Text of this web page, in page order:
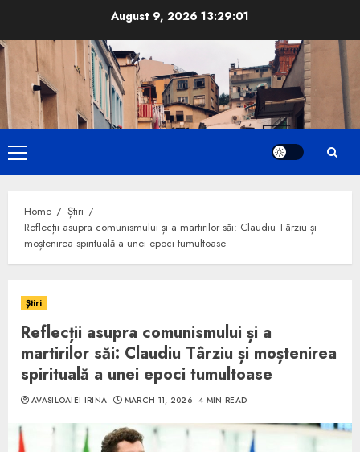
content
August 9, 2026 13:29:02
Primary
Menu
Home
Știri
Reflecții asupra comunismului și a martirilor săi: Claudiu Târziu și
moștenirea spirituală a unei epoci tumultoase
Știri
Reflecții asupra comunismului și a
martirilor săi: Claudiu Târziu și moștenirea
spirituală a unei epoci tumultoase
AVASILOAIEI IRINA MARCH 11, 2026 4 MIN READ